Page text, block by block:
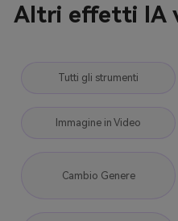
Altri effetti IA
Tutti gli strumenti
Immagine in Video
Cambio Genere